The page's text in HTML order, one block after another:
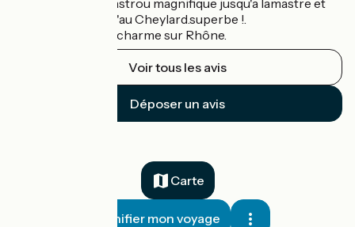
demie etape jusqu'au Cheylard.superbe !.
etape le Cheylard charme sur Rhône.
Voir tous les avis
Déposer un avis
Carte
Planifier mon voyage